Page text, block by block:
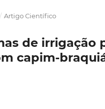
/ Artigo Científico
de irrigação
capim-